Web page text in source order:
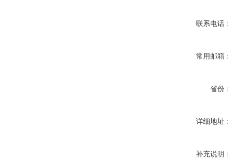
联系电话
常用邮箱
省份
详细地址
补充说明